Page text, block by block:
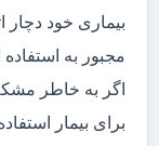
بیماری خود دچار
مجبور به
اگر به خاطر
برای بیمار